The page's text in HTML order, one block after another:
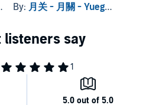
Success 12]
By: 月关 - 月關 - Yueguan